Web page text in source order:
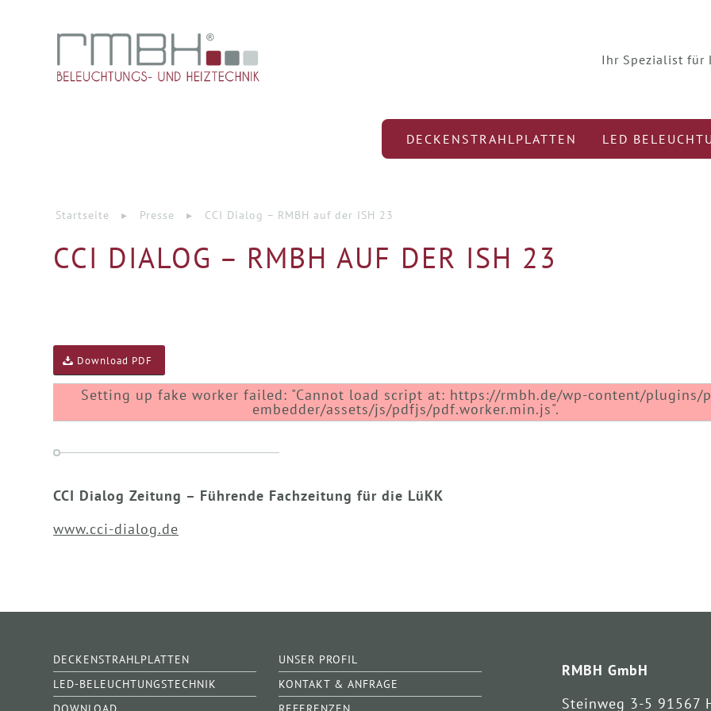
Ihr Spezialist für
DECKENSTRAHLPLATTEN LED
CCI DIALOG – RMBH AUF DER ISH 23
Startseite ▸ Presse ▸ CCI Dialog – RMBH auf der ISH 23
Download PDF
Setting up fake worker failed: "Cannot load script at: https://rmbh.de/wp-content/plugins/
embedder/assets/js/pdfjs/pdf.worker.min.js".
CCI Dialog Zeitung – Führende Fachzeitung für die LüKK
www.cci-dialog.de
DECKENSTRAHLPLATTEN
UNSER PROFIL
LED-BELEUCHTUNGSTECHNIK
KONTAKT & ANFRAGE
DOWNLOAD
REFERENZEN
RMBH GmbH
Steinweg 3-5 91567